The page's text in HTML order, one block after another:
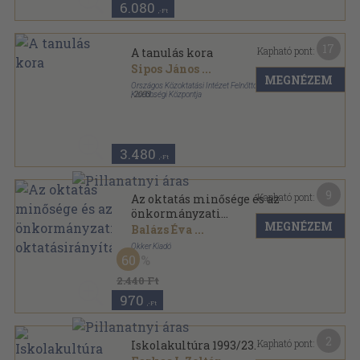
6.080 ,-Ft
A tanulás kora
Sipos János ...
Országos Közoktatási Intézet Felnőttoktatási és
Kisebbségi Központja
,2003
3.480 ,-Ft
Kapható pont:
MEGNÉZEM
Az oktatás minősége és az
önkormányzati
oktatásirányítás
Balázs Éva ...
Okker Kiadó
Ragasztott papírkötés
2.440 Ft
60
970 ,-Ft
Kapható pont:
MEGNÉZEM
Iskolakultúra 1993/23.Kapható pont: